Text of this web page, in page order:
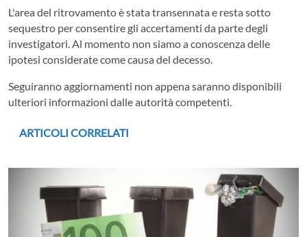
L'area del ritrovamento è stata transennata e resta sotto
sequestro per consentire gli accertamenti da parte degli
investigatori. Al momento non siamo a conoscenza delle
ipotesi considerate come causa del decesso.
Seguiranno aggiornamenti non appena saranno disponibili
ulteriori informazioni dalle autorità competenti.
ARTICOLI CORRELATI